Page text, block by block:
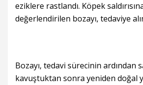
eziklere rastlandı. Köpek
değerlendirilen bozayı, tedaviye
Bozayı, tedavi sürecinin ardından
kavuştuktan sonra yeniden doğal